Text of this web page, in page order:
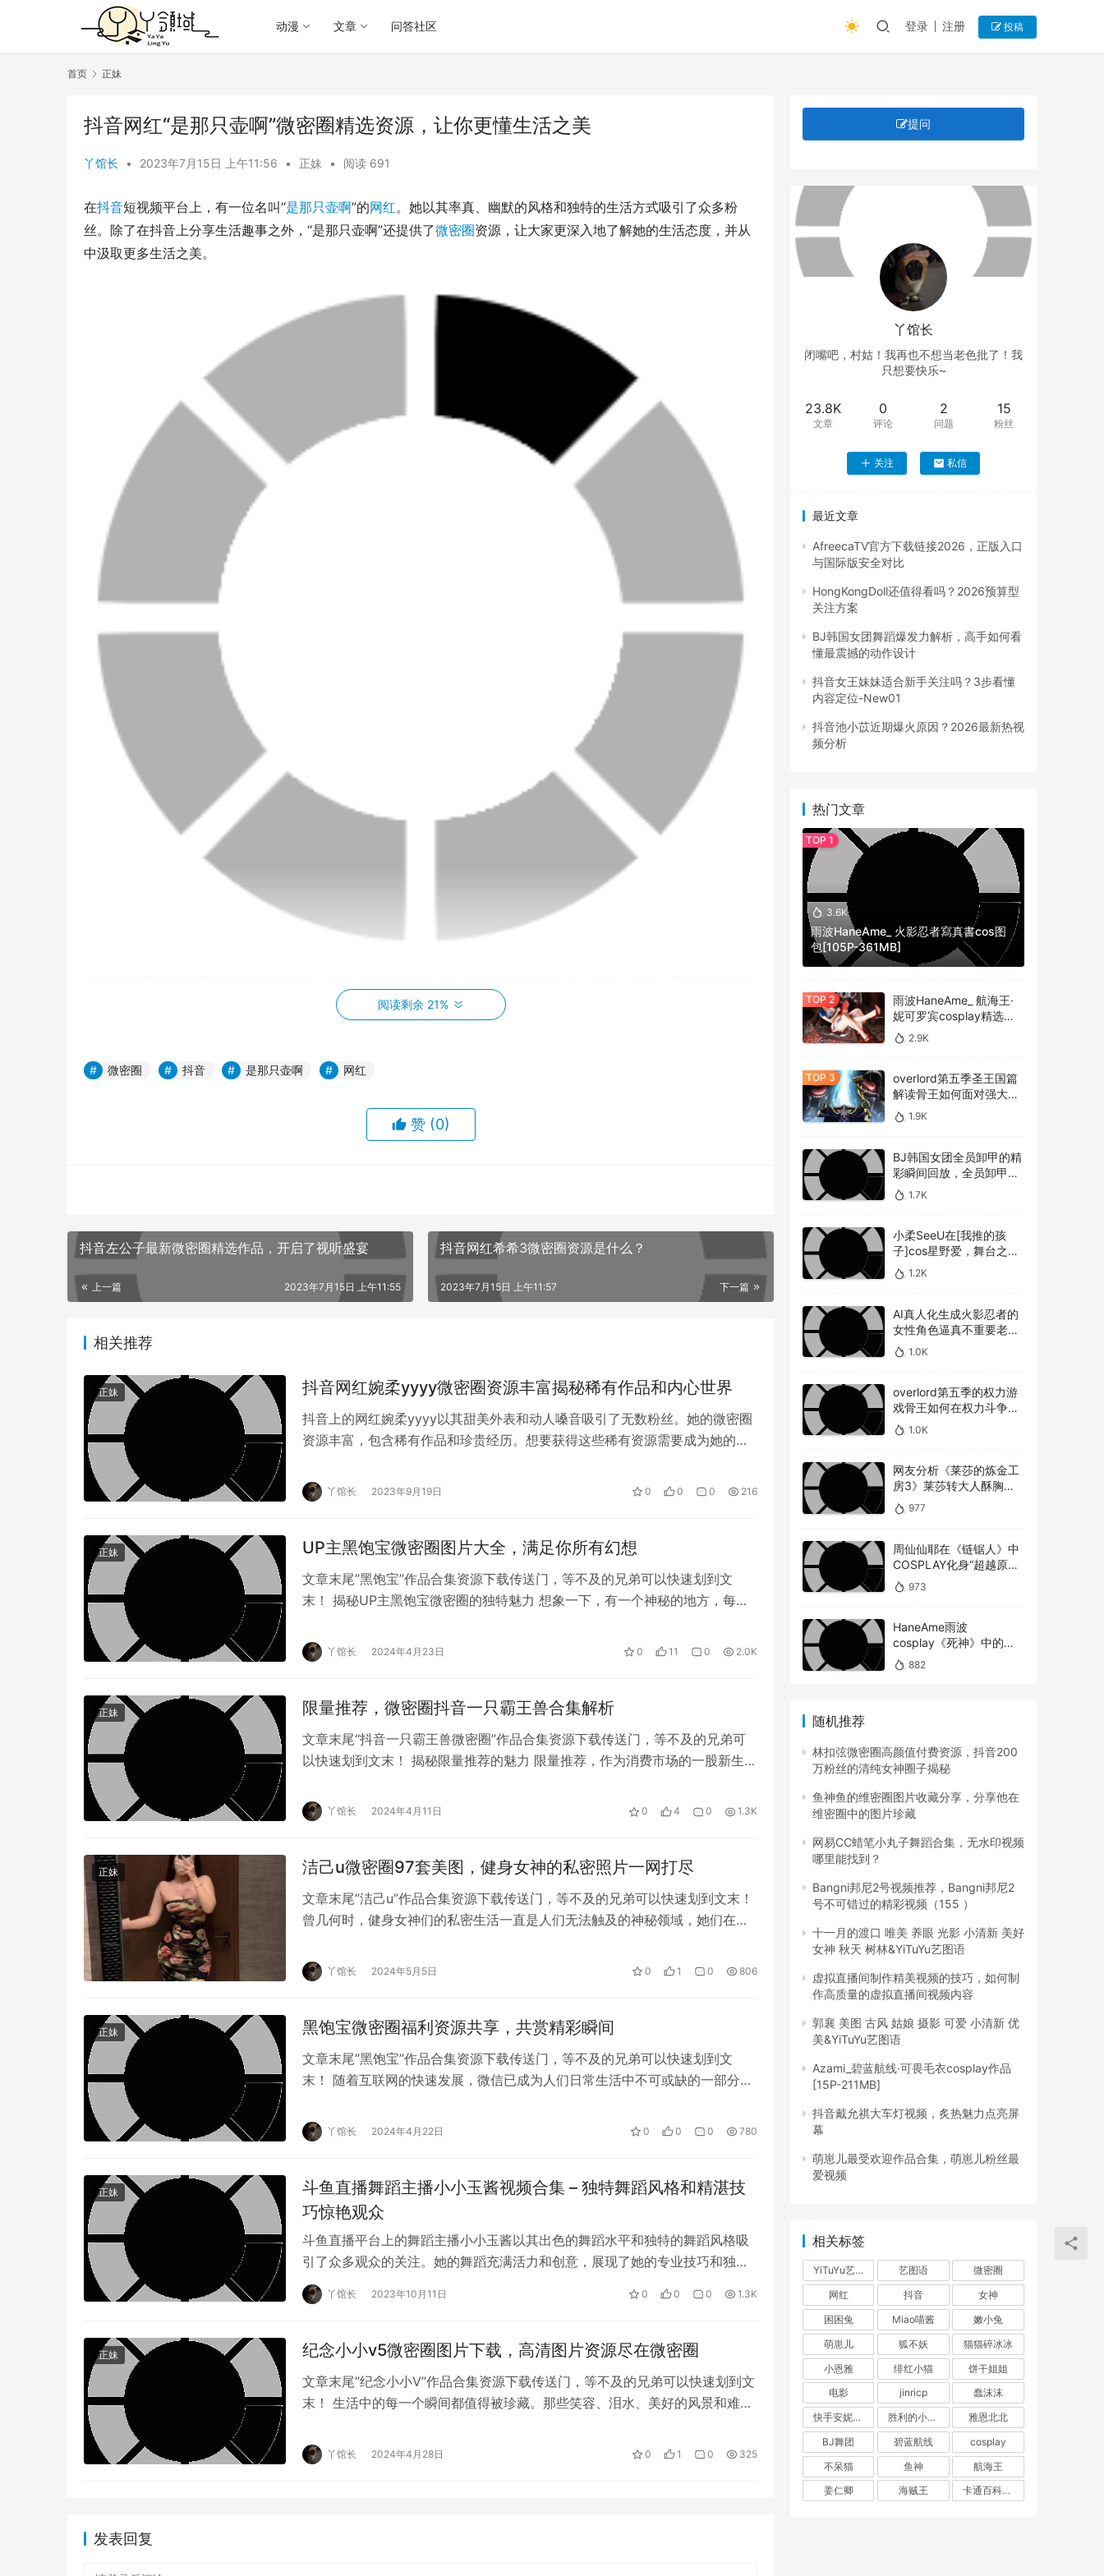
动漫 文章 问答社区 登录 注册 投稿
首页 正妹
抖音网红“是那只壶啊”微密圈精选资源，让你更懂生活之美
丫馆长 • 2023年7月15日 上午11:56 • 正妹 • 阅读 691
在抖音短视频平台上，有一位名叫“是那只壶啊”的网红。她以其率真、幽默的风格和独特的生活方式吸引了众多粉
丝。除了在抖音上分享生活趣事之外，“是那只壶啊”还提供了微密圈资源，让大家更深入地了解她的生活态度，并从
中汲取更多生活之美。
心得和食谱，为大家提供更多健康美味的饮食方案；同时，她还会分享自己的DIY心得和经验，教大家如何用自己的
此外，“是那只壶啊”的微密圈资源还包含了许多关于美容、时尚和旅行等方面的内容。通过“是那只壶啊”的分享，大
阅读剩余 21%
原创文章，作者：丫馆长，如若转载，请注明出处：https://www.yayashenghuo.com/12174.html
微密圈 抖音 是那只壶啊 网红
赞 (0)
抖音左公子最新微密圈精选作品，开启了视听盛宴
上一篇 2023年7月15日 上午11:55
抖音网红希希3微密圈资源是什么？
下一篇
2023年7月15日 上午11:57
相关推荐
正妹 抖音网红婉柔yyyy微密圈资源丰富揭秘稀有作品和内心世界
抖音上的网红婉柔yyyy以其甜美外表和动人嗓音吸引了无数粉丝。她的微密圈
资源丰富，包含稀有作品和珍贵经历。想要获得这些稀有资源需要成为她的微
丫馆长 2023年9月19日 0 0 0 216
正妹 UP主黑饱宝微密圈图片大全，满足你所有幻想
文章末尾”黑饱宝”作品合集资源下载传送门，等不及的兄弟可以快速划到文
末！ 揭秘UP主黑饱宝微密圈的独特魅力 想象一下，有一个神秘的地方，每天
丫馆长 2024年4月23日 0 11 0 2.0K
正妹 限量推荐，微密圈抖音一只霸王兽合集解析
文章末尾“抖音一只霸王兽微密圈”作品合集资源下载传送门，等不及的兄弟可
以快速划到文末！ 揭秘限量推荐的魅力 限量推荐，作为消费市场的一股新生力
丫馆长 2024年4月11日 0 4 0 1.3K
正妹 洁己u微密圈97套美图，健身女神的私密照片一网打尽
文章末尾”洁己u”作品合集资源下载传送门，等不及的兄弟可以快速划到文末！
曾几何时，健身女神们的私密生活一直是人们无法触及的神秘领域，她们在镜
丫馆长 2024年5月5日 0 1 0 806
正妹 黑饱宝微密圈福利资源共享，共赏精彩瞬间
文章末尾”黑饱宝”作品合集资源下载传送门，等不及的兄弟可以快速划到文
末！ 随着互联网的快速发展，微信已成为人们日常生活中不可或缺的一部分。
丫馆长 2024年4月22日 0 0 0 780
正妹
斗鱼直播舞蹈主播小小玉酱视频合集 – 独特舞蹈风格和精湛技
巧惊艳观众
斗鱼直播平台上的舞蹈主播小小玉酱以其出色的舞蹈水平和独特的舞蹈风格吸
引了众多观众的关注。她的舞蹈充满活力和创意，展现了她的专业技巧和独特
魅力。快来欣赏小小玉酱的精彩舞蹈表演吧！ 小…
丫馆长 2023年10月11日 0 0 0 1.3K
正妹 纪念小小v5微密圈图片下载，高清图片资源尽在微密圈
文章末尾”纪念小小V”作品合集资源下载传送门，等不及的兄弟可以快速划到文
末！ 生活中的每一个瞬间都值得被珍藏。那些笑容、泪水、美好的风景和难忘
丫馆长 2024年4月28日 0 1 0 325
发表回复
提问
丫馆长
闭嘴吧，村姑！我再也不想当老色批了！我
只想要快乐~
23.8K
文章
0
评论
2
问题
15
粉丝
关注 私信
最近文章
AfreecaTV官方下载链接2026，正版入口
与国际版安全对比
HongKongDoll还值得看吗？2026预算型
关注方案
BJ韩国女团舞蹈爆发力解析，高手如何看
懂最震撼的动作设计
抖音女王妹妹适合新手关注吗？3步看懂
内容定位-New01
抖音池小苡近期爆火原因？2026最新热视
频分析
热门文章
3.6K
雨波HaneAme_ 火影忍者寫真書cos图
包[105P-361MB]
雨波HaneAme_ 航海王·
妮可罗宾cosplay精选作
品 [34P-134MB]
2.9K
overlord第五季圣王国篇
解读骨王如何面对强大的
敌人，overlord第五季圣
王国篇深度解析骨王与敌
1.9K
BJ韩国女团全员卸甲的精
彩瞬间回放，全员卸甲视
频如何观看BJ韩国女团成
员的最精彩时刻？
1.7K
小柔SeeU在[我推的孩
子]cos星野爱，舞台之星
闪耀迷人
1.2K
AI真人化生成火影忍者的
女性角色逼真不重要老婆
美不美才是重点！
1.0K
overlord第五季的权力游
戏骨王如何在权力斗争中
崭露头角，overlord第五
季权力博弈骨王如何在复
1.0K
网友分析《莱莎的炼金工
房3》莱莎转大人酥胸蜜
大腿对比以前超有感！
977
周仙仙耶在《链锯人》中
COSPLAY化身“超越原版”
的玛奇玛
973
HaneAme雨波
cosplay《死神》中的松
本乱菊
882
随机推荐
林扣弦微密圈高颜值付费资源，抖音200
万粉丝的清纯女神圈子揭秘
鱼神鱼的维密圈图片收藏分享，分享他在
维密圈中的图片珍藏
网易CC蜡笔小丸子舞蹈合集，无水印视频
哪里能找到？
Bangni邦尼2号视频推荐，Bangni邦尼2
号不可错过的精彩视频（155 ）
十一月的渡口 唯美 养眼 光影 小清新 美好
女神 秋天 树林&YiTuYu艺图语
虚拟直播间制作精美视频的技巧，如何制
作高质量的虚拟直播间视频内容
郭襄 美图 古风 姑娘 摄影 可爱 小清新 优
美&YiTuYu艺图语
Azami_碧蓝航线·可畏毛衣cosplay作品
[15P-211MB]
抖音戴允祺大车灯视频，炙热魅力点亮屏
幕
萌崽儿最受欢迎作品合集，萌崽儿粉丝最
爱视频
相关标签
YiTuYu艺图语 艺图语
微密圈
网红
抖音
女神
困困兔
Miao喵酱
嫩小兔
萌崽儿
狐不妖
猫猫碎冰冰
小恩雅
绯红小猫
饼干姐姐
电影
jinricp
蠢沫沫
快手安妮朵朵
胜利的小生活
雅恩北北
BJ舞团
碧蓝航线
cosplay
不呆猫
鱼神
航海王
姜仁卿
海贼王 卡通百科老王